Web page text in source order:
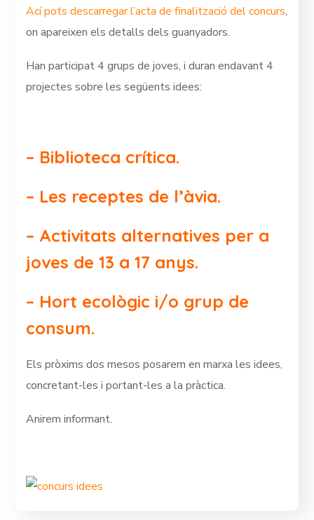
Ací pots descarregar l’acta de finalització del concurs,
on apareixen els detalls dels guanyadors.
Han participat 4 grups de joves, i duran endavant 4
projectes sobre les següents idees:
– Biblioteca crítica.
– Les receptes de l’àvia.
– Activitats alternatives per a
joves de 13 a 17 anys.
– Hort ecològic i/o grup de
consum.
Els pròxims dos mesos posarem en marxa les idees,
concretant-les i portant-les a la pràctica.
Anirem informant.